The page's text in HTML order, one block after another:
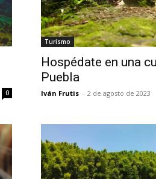
0
Turismo
Hospédate en una
Puebla
Iván Frutis - 2 de agosto de 2023